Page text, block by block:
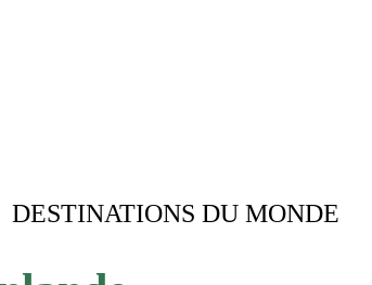
DESTINATIONS DU MONDE